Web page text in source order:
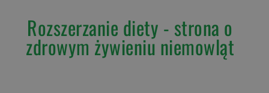
Rozszerzanie diety - strona o
zdrowym żywieniu niemowląt